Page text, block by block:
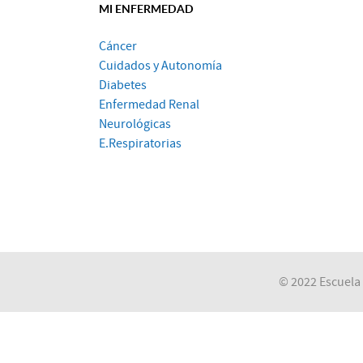
MI ENFERMEDAD
Cáncer
Cuidados y Autonomía
Diabetes
Enfermedad Renal
Neurológicas
E.Respiratorias
© 2022